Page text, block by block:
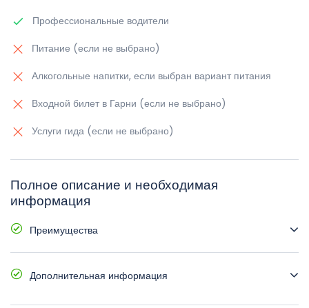
Профессиональные водители
Питание (если не выбрано)
Алкогольные напитки, если выбран вариант питания
Входной билет в Гарни (если не выбрано)
Услуги гида (если не выбрано)
Полное описание и необходимая
информация
Преимущества
Встреча и высадка в вашем отеле
Возможные языки: английский, русский, армянский
Дополнительная информация
Время и место начала: по запросу